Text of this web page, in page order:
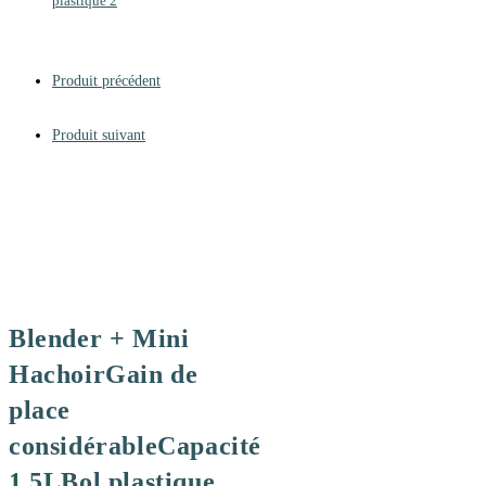
Produit précédent
Produit suivant
Blender + Mini
HachoirGain de
place
considérableCapacité